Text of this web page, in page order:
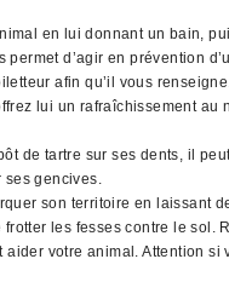
en lui donnant un bain,
d’agir en prévention
afin qu’il vous
lui un rafraîchissement
de tartre sur ses dents, il
ses gencives.
son territoire en
les fesses contre le
votre animal. Attention